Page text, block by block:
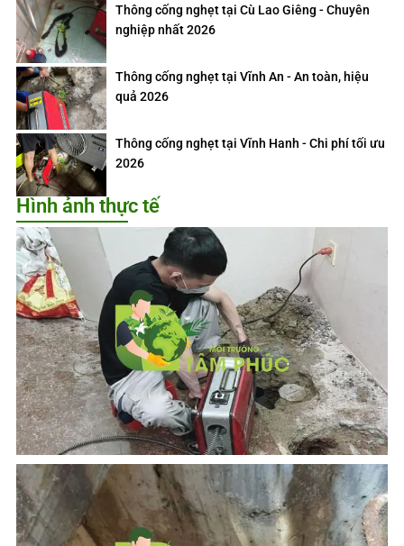
Thông cống nghẹt tại Cù Lao Giêng - Chuyên
nghiệp nhất 2026
Thông cống nghẹt tại Vĩnh An - An toàn, hiệu
quả 2026
Thông cống nghẹt tại Vĩnh Hanh - Chi phí tối ưu
2026
Hình ảnh thực tế